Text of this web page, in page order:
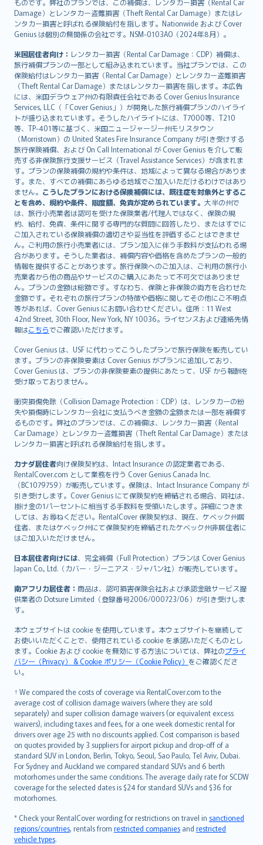
ものです。弊社のプランでは、この補償は、レンタカー損害（Rental Car
Damage）とレンタカー盗難損害（Theft Rental Car Damage）またはレ
ンタカー損害と呼ばれる保険給付を指します。Nationwide および Cover
Genius は個別の無関係の会社です。NSM-0103AO（2024年8月）。
米国居住者向け： レンタカー損害（Rental Car Damage：CDP）補償は、
旅行補償プランの一部として組み込まれています。当社プランでは、この
保険給付はレンタカー損害（Rental Car Damage）とレンタカー盗難損害
（Theft Rental Car Damage）またはレンタカー損害を指します。本広告
には、米国デラウェア州の有限責任会社である Cover Genius Insurance
Services, LLC（「Cover Genius」）が開発した旅行補償プランのハイライ
トが盛り込まれています。そうしたハイライトには、T7000等、T210
等、TP-401等に基づく、米国ニュージャージー州モリスタウン
（Morristown）の United States Fire Insurance Company が引き受けする
旅行保険補償、および On Call International が Cover Genius を介して販
売する非保険旅行支援サービス（Travel Assistance Services）が含まれま
す。プランの保険補償の規約や条件は、地域によって異なる場合がありま
す。また、すべての補償にあらゆる地域でご加入いただけるわけではあり
ません。 こうしたプランにおける保険補償には、既往症を対象外とするこ
とを含め、規約や条件、限度額、免責が定められています。 大半の州で
は、旅行小売業者は認可を受けた保険業者/代理人ではなく、保険の規
約、給付、免責、条件に関する専門的な質問に回答したり、またはすでに
ご加入されている保険補償の適切さや妥当性を評価することはできませ
ん。ご利用の旅行小売業者には、プラン加入に伴う手数料が支払われる場
合があります。そうした業者は、補償内容や価格を含めたプランの一般的
情報を提供することがあります。旅行保険へのご加入は、ご利用の旅行小
売業者から他の商品やサービスのご購入にあたって不可欠ではありませ
ん。プランの金額は総額です。すなわち、保険と非保険の両方を合わせた
金額です。それぞれの旅行プランの特徴や価格に関してその他にご不明点
等があれば、Cover Genius にお問い合わせください。住所：11 West
42nd Street, 30th Floor, New York, NY 10036。ライセンスおよび連絡先情
報はこちらでご確認いただけます。
Cover Genius は、USF に代わってこうしたプランで旅行保険を販売してい
ます。プランの非保険要素は Cover Genius がプランに追加しており、
Cover Genius は、プランの非保険要素の提供にあたって、USF から報酬を
受け取っておりません。
衝突損傷免除（Collision Damage Protection：CDP）は、レンタカーの紛
失や損傷時にレンタカー会社に支払うべき金額の全額または一部を補償す
るものです。弊社のプランでは、この補償は、レンタカー損害（Rental
Car Damage）とレンタカー盗難損害（Theft Rental Car Damage）または
レンタカー損害と呼ばれる保険給付を指します。
カナダ居住者向け保険契約は、Intact Insurance の認定業者である、
RentalCover.com として業務を行う Cover Genius Canada Inc.
（BC1079759）が販売しています。保険は、Intact Insurance Company が
引き受けします。Cover Genius にて保険契約を締結される場合、同社は、
掛け金の1パーセントに相当する手数料を受領いたします。詳細につきま
しては、お尋ねください。RentalCover 保険契約は、現在、ケベック州居
住者、またはケベック州にて保険契約を締結されたケベック州非居住者に
はご加入いただけません。
日本居住者向けには、完全補償（Full Protection）プランは Cover Genius
Japan Co., Ltd.（カバー・ジーニアス・ジャパン社）が販売しています。
南アフリカ居住者： 商品は、認可損害保険会社および承認金融サービス提
供業者の Dotsure Limited（登録番号2006/000723/06）が引き受けしま
す。
本ウェブサイトは cookie を使用しています。本ウェブサイトを継続して
お使いいただくことで、使用されている cookie を承諾いただくものとし
ます。Cookie および cookie を無効にする方法については、弊社のプライ
バシー（Privacy） & Cookie ポリシー（Cookie Policy） をご確認くださ
い。
† We compared the costs of coverage via RentalCover.com to the
average cost of collision damage waivers (where they are sold
separately) and super collision damage waivers (or equivalent excess
waivers), including taxes and fees, for a one week domestic rental for
drivers over age 25 with no discounts applied. Cost comparison is based
on quotes provided by 3 suppliers for airport pickup and drop-off of a
standard SUV in London, Berlin, Tokyo, Seoul, Sao Paulo, Tel Aviv, Dubai.
For Sydney and Auckland we compared standard SUVs and 6 berth
motorhomes under the same conditions. The average daily rate for SCDW
coverage for the selected dates is $24 for standard SUVs and $36 for
motorhomes.
* Check your RentalCover wording for restrictions on travel in sanctioned
regions/countries, rentals from restricted companies and restricted
vehicle types.